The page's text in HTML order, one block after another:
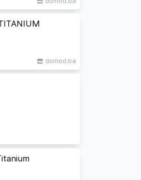
domod.ba